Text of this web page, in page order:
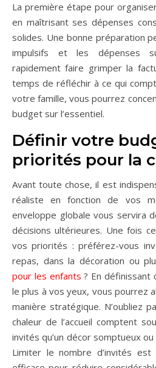
La première étape pour
en maîtrisant ses dépenses
solides. Une bonne préparation
impulsifs et les dépenses
rapidement faire grimper la
temps de réfléchir à ce qui
votre famille, vous pourrez
budget sur l’essentiel.
Définir votre
priorités pour la
Avant toute chose, il est
réaliste en fonction de vos
enveloppe globale vous servira
décisions ultérieures. Une fois
vos priorités : préférez-vous
repas, dans la décoration ou
pour les enfants ? En définissant
le plus à vos yeux, vous pourrez
manière stratégique. N’oubliez
chaleur de l’accueil comptent
invités qu’un décor somptueux
Limiter le nombre d’invités est